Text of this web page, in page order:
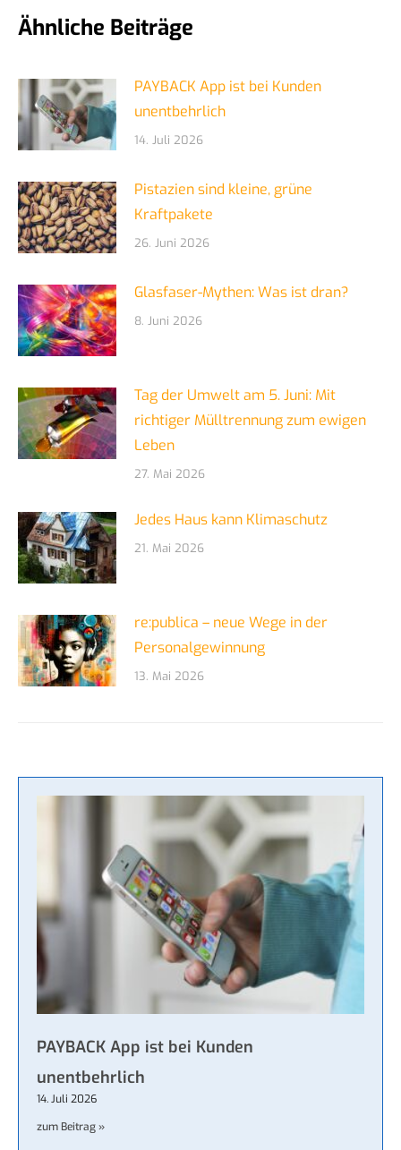
Ähnliche Beiträge
PAYBACK App ist bei Kunden
unentbehrlich
14. Juli 2026
Pistazien sind kleine, grüne
Kraftpakete
26. Juni 2026
Glasfaser-Mythen: Was ist dran?
8. Juni 2026
Tag der Umwelt am 5. Juni: Mit
richtiger Mülltrennung zum ewigen
Leben
27. Mai 2026
Jedes Haus kann Klimaschutz
21. Mai 2026
re:publica – neue Wege in der
Personalgewinnung
13. Mai 2026
PAYBACK App ist bei Kunden
unentbehrlich
14. Juli 2026
zum Beitrag »